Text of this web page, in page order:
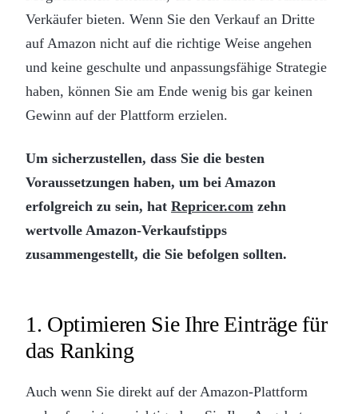
Verkäufer bieten. Wenn Sie den Verkauf an Dritte
auf Amazon nicht auf die richtige Weise angehen
und keine geschulte und anpassungsfähige Strategie
haben, können Sie am Ende wenig bis gar keinen
Gewinn auf der Plattform erzielen.
Um sicherzustellen, dass Sie die besten
Voraussetzungen haben, um bei Amazon
erfolgreich zu sein, hat Repricer.com zehn
wertvolle Amazon-Verkaufstipps
zusammengestellt, die Sie befolgen sollten.
1. Optimieren Sie Ihre Einträge für
das Ranking
Auch wenn Sie direkt auf der Amazon-Plattform